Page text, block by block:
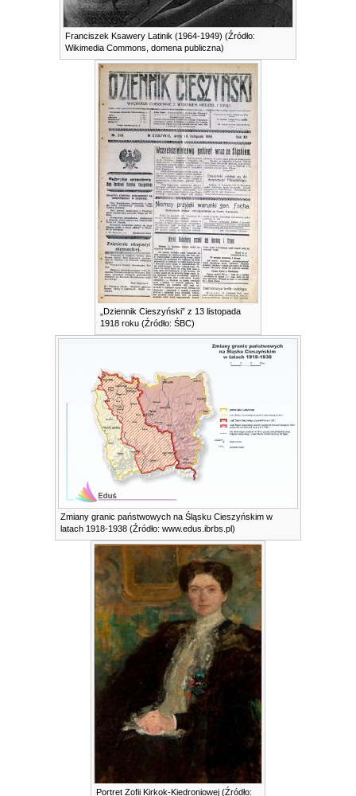
Franciszek Ksawery Latinik (1964-1949) (Źródło:
Wikimedia Commons, domena publiczna)
„Dziennik Cieszyński” z 13 listopada
1918 roku (Źródło: ŚBC)
Zmiany granic państwowych na Śląsku Cieszyńskim w
latach 1918-1938 (Źródło: www.edus.ibrbs.pl)
Portret Zofii Kirkok-Kiedroniowej (Źródło: